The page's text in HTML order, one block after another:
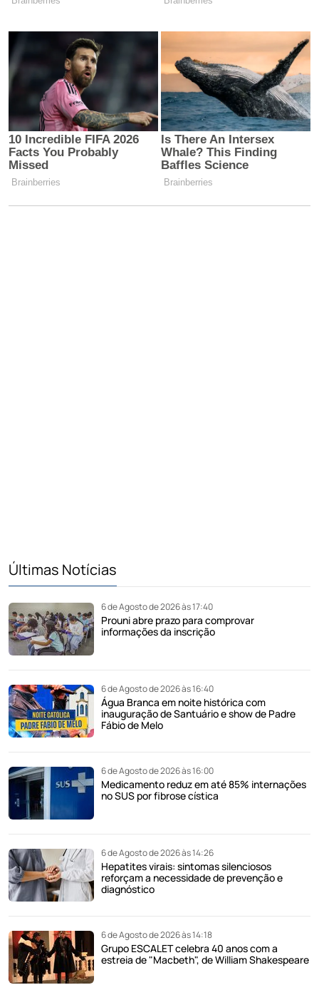
Últimas Notícias
6 de Agosto de 2026 às 17:40
Prouni abre prazo para comprovar
informações da inscrição
6 de Agosto de 2026 às 16:40
Água Branca em noite histórica com
inauguração de Santuário e show de Padre
Fábio de Melo
6 de Agosto de 2026 às 16:00
Medicamento reduz em até 85% internações
no SUS por fibrose cística
6 de Agosto de 2026 às 14:26
Hepatites virais: sintomas silenciosos
reforçam a necessidade de prevenção e
diagnóstico
6 de Agosto de 2026 às 14:18
Grupo ESCALET celebra 40 anos com a
estreia de "Macbeth", de William Shakespeare